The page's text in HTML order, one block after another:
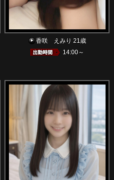
香咲 えみり 21歳
14:00～